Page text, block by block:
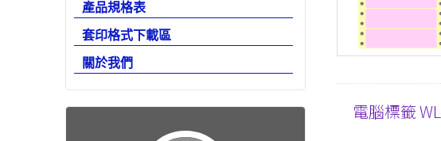
產品規格表
套印格式下載區
關於我們
電腦標籤